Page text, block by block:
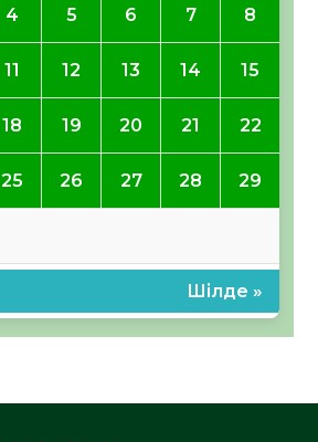
4 5 6 7 8
11 12 13 14 15
18 19 20 21 22
25 26 27 28 29
Шілде »